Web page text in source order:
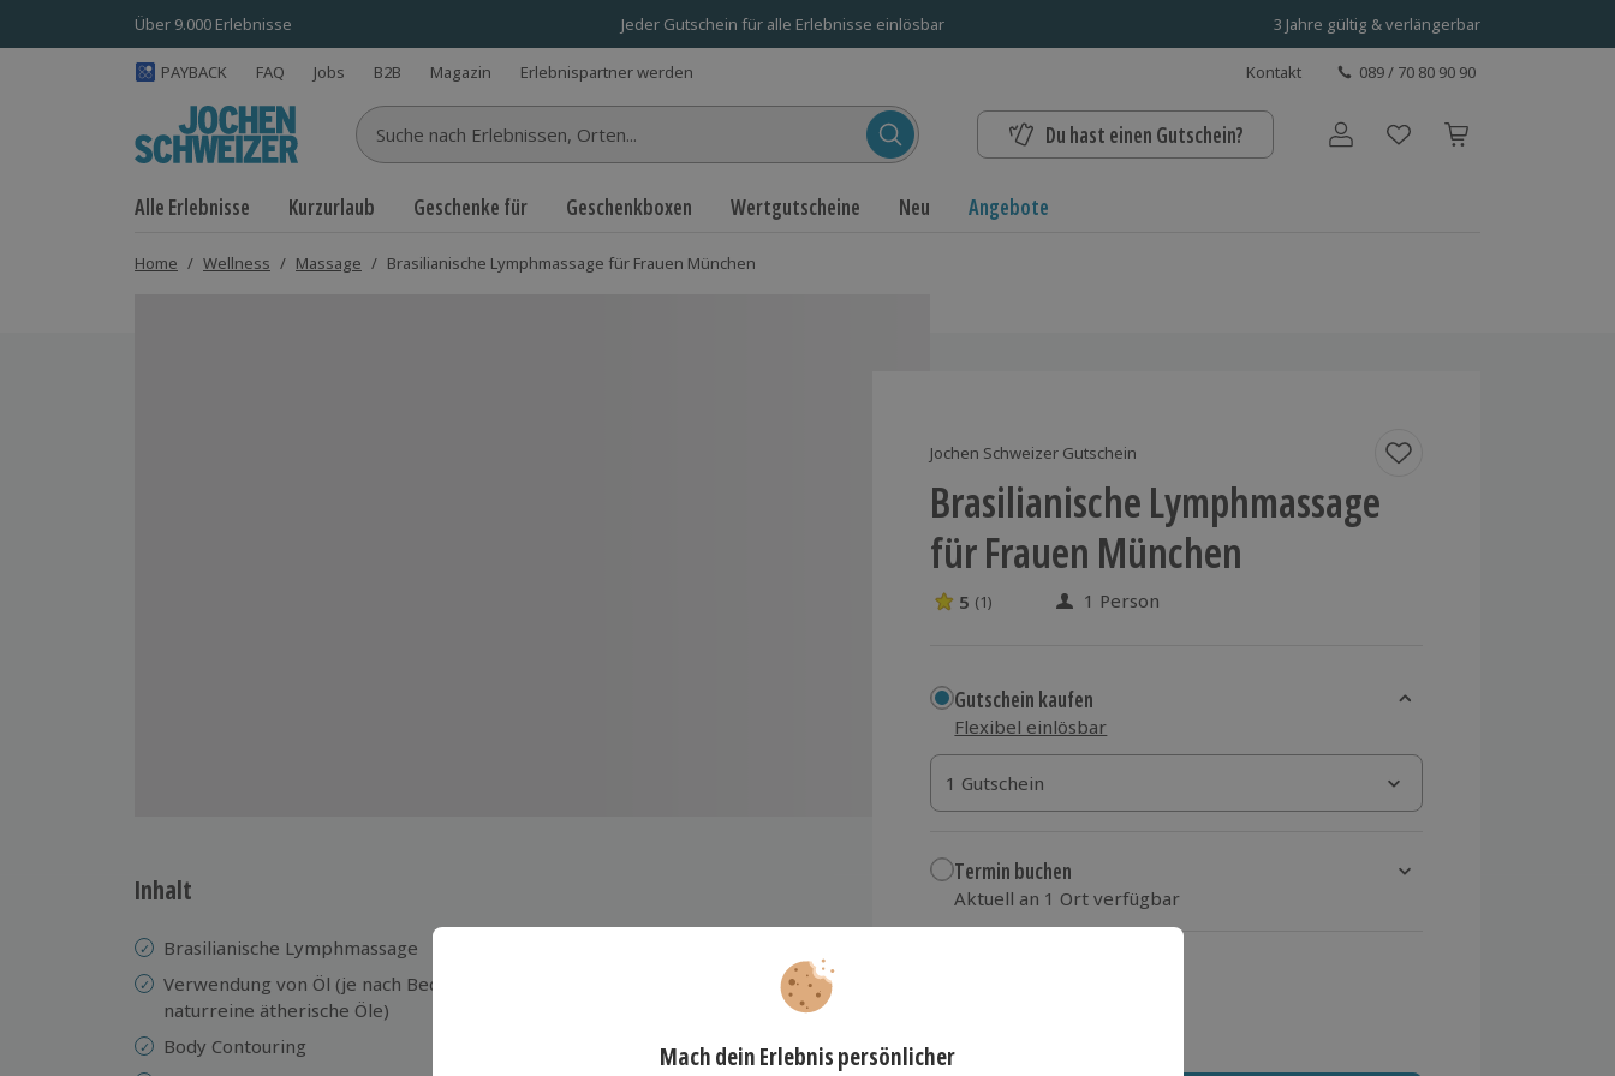
Über 9.000 Erlebnisse Jeder Gutschein für alle Erlebnisse einlösbar 3 Jahre gültig & verlängerbar
PAYBACK FAQ Jobs B2B Magazin Erlebnispartner werden Kontakt 089 / 70 80 90 90
Suche nach Erlebnissen... Du hast einen Gutschein? Benutzerkonto
Alle Erlebnisse Kurzurlaub Geschenke für Geschenkboxen Wertgutscheine Neu Angebote
Home / Wellness / Massage / Brasilianische Lymphmassage für Frauen München
Jochen Schweizer Gutschein
Brasilianische Lymphmassage
für Frauen München
5 Sterne von 5 aus 1 Bewertungen
5 (1) 1 Person
Gutschein kaufen
Flexibel einlösbar
1 Gutschein
1 Gutschein
1 Gutschein
Termin buchen
Aktuell an 1 Ort verfügbar
Wähle im nächsten Schritt einen Termin aus
Inhalt
Brasilianische Lymphmassage
Verwendung von Öl (je nach Bedarf
naturreine ätherische Öle)
Body Contouring
Reduzierung von Schwellungen und
Leichteres Körpergefühl